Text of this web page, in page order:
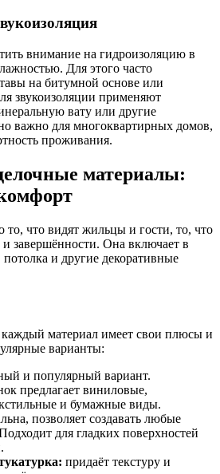
внимание на гидроизоляцию в
Для этого часто
на битумной основе или
звукоизоляции применяют
вату или другие
важно для многоквартирных домов,
проживания.
материалы:
то, что видят жильцы и гости, то, что
и завершённости. Она включает в
потолка и другие декоративные
материал имеет свои плюсы и
варианты:
и популярный вариант.
предлагает виниловые,
и бумажные виды.
позволяет создавать любые
для гладких поверхностей
придаёт текстуру и